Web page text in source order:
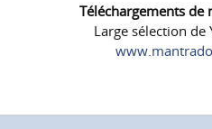
Téléchargements de
Large sélection de